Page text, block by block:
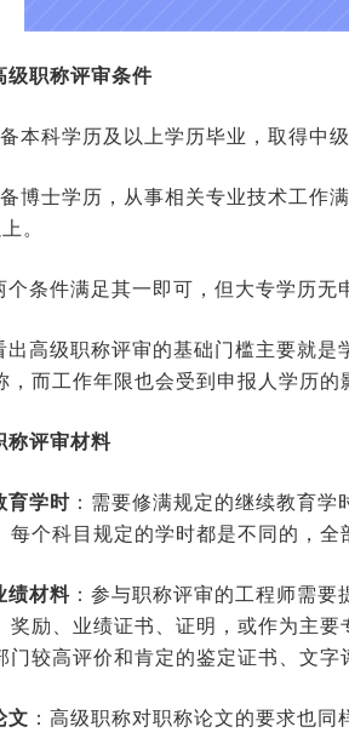
级职称评审条件
本科学历及以上学历毕业，取得中
博士学历，从事相关专业技术工作
。
个条件满足其一即可，但大专学历无
出高级职称评审的基础门槛主要就
，而工作年限也会受到申报人学历的
称评审材料
育学时：需要修满规定的继续教育学
每个科目规定的学时都是不同的，全
绩材料：参与职称评审的工程师需要
奖励、业绩证书、证明，或作为主
门较高评价和肯定的鉴定证书、文
文 ：高级职称对职称论文的要求也